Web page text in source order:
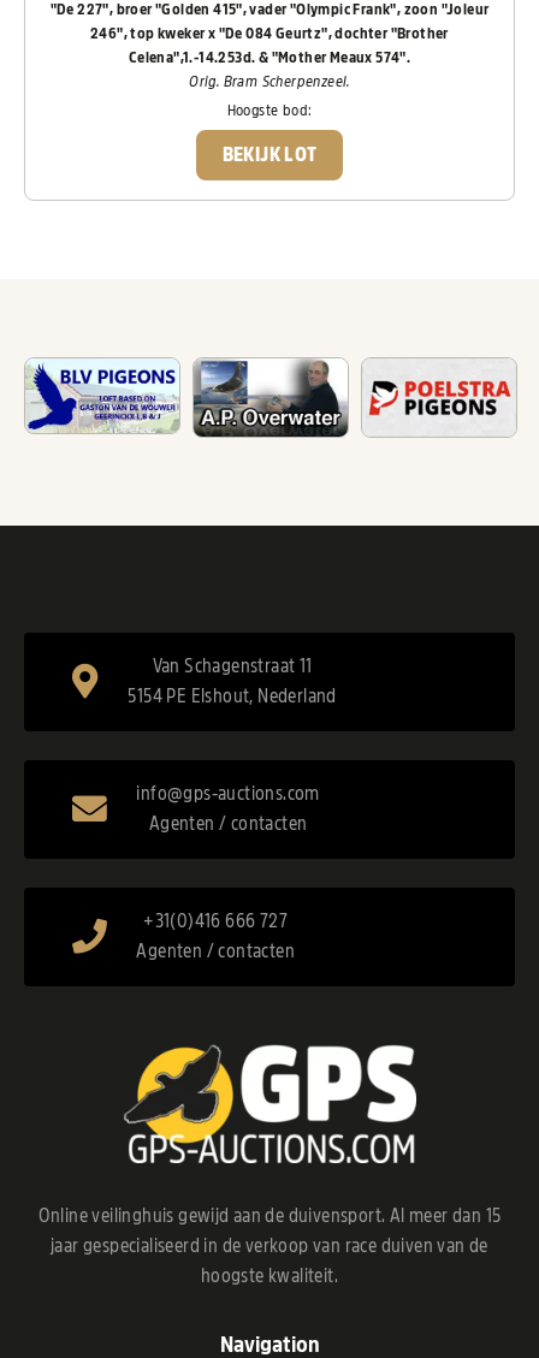
"De 227", broer "Golden 415", vader "Olympic Frank", zoon "Joleur
246", top kweker x "De 084 Geurtz", dochter "Brother
Celena",1.-14.253d. & "Mother Meaux 574".
Orig. Bram Scherpenzeel.
Hoogste bod:
BEKIJK LOT
Van Schagenstraat 11
5154 PE Elshout, Nederland
info@gps-auctions.com
Agenten / contacten
+31(0)416 666 727
Agenten / contacten
Online veilinghuis gewijd aan de duivensport. Al meer dan 15
jaar gespecialiseerd in de verkoop van race duiven van de
hoogste kwaliteit.
Navigation